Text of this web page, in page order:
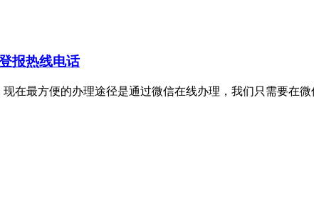
报热线电话
在最方便的办理途径是通过微信在线办理，我们只需要在